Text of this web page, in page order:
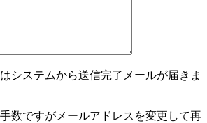
システムから送信完了メールが届きま
数ですがメールアドレスを変更して再